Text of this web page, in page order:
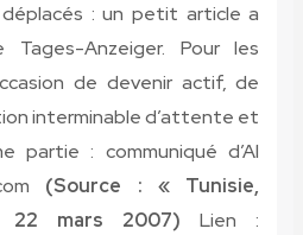
: un petit article a
Anzeiger. Pour les
de devenir actif, de
interminable d’attente et
partie : communiqué d’Al
(Source : « Tunisie,
22 mars 2007)Lien :